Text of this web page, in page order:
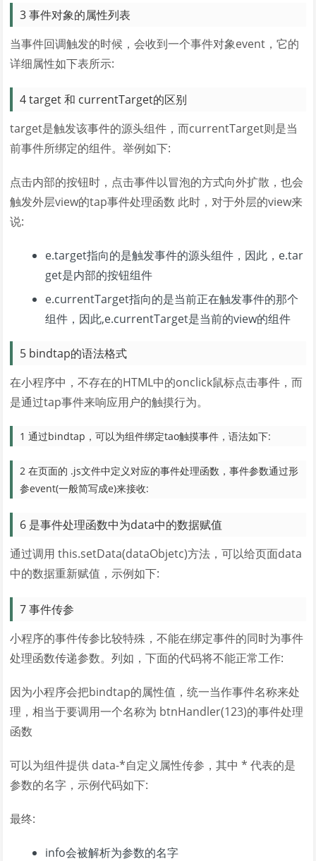
3 事件对象的属性列表
当事件回调触发的时候，会收到一个事件对象event，它的
详细属性如下表所示:
4 target 和 currentTarget的区别
target是触发该事件的源头组件，而currentTarget则是当
前事件所绑定的组件。举例如下:
点击内部的按钮时，点击事件以冒泡的方式向外扩散，也会
触发外层view的tap事件处理函数 此时，对于外层的view来
说:
e.target指向的是触发事件的源头组件，因此，e.tar
get是内部的按钮组件
e.currentTarget指向的是当前正在触发事件的那个
组件，因此,e.currentTarget是当前的view的组件
5 bindtap的语法格式
在小程序中，不存在的HTML中的onclick鼠标点击事件，而
是通过tap事件来响应用户的触摸行为。
1 通过bindtap，可以为组件绑定tao触摸事件，语法如下:
2 在页面的 .js文件中定义对应的事件处理函数，事件参数通过形
参event(一般简写成e)来接收:
6 是事件处理函数中为data中的数据赋值
通过调用 this.setData(dataObjetc)方法，可以给页面data
中的数据重新赋值，示例如下:
7 事件传参
小程序的事件传参比较特殊，不能在绑定事件的同时为事件
处理函数传递参数。列如，下面的代码将不能正常工作:
因为小程序会把bindtap的属性值，统一当作事件名称来处
理，相当于要调用一个名称为 btnHandler(123)的事件处理
函数
可以为组件提供 data-*自定义属性传参，其中 * 代表的是
参数的名字，示例代码如下:
最终:
info会被解析为参数的名字